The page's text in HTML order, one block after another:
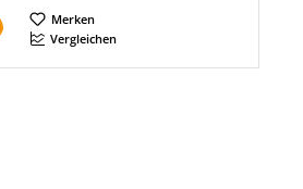
Merken
Vergleichen